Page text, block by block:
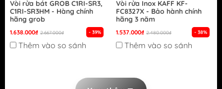
Vòi rửa bát GROB C1RI-SR3,
C1RI-SR3HM - Hàng chính
hãng grob
1.638.000₫ 2.667.000₫ - 39%
Thêm vào so sánh
Vòi rửa Inox KAFF KF-
FC8327X - Bảo hành chính
hãng 3 năm
1.537.000₫ 2.480.000₫ - 38%
Thêm vào so sánh